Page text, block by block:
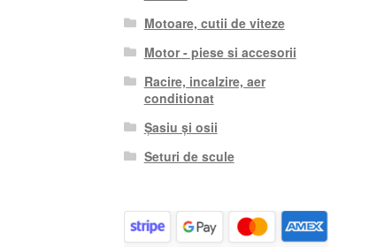
Motoare, cutii de viteze
Motor - piese si accesorii
Racire, incalzire, aer
conditionat
Șasiu și osii
Seturi de scule